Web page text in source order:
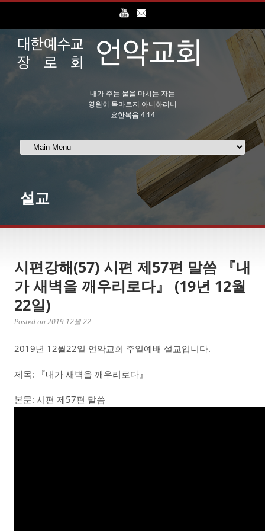
내가 주는 물을 마시는 자는
영원히 목마르지 아니하리니
요한복음 4:14
설교
시편강해(57) 시편 제57편 말씀 『내
가 새벽을 깨우리로다』 (19년 12월
22일)
Posted on 2019 12월 22
2019년 12월22일 언약교회 주일예배 설교입니다.
제목: 『내가 새벽을 깨우리로다』
본문: 시편 제57편 말씀